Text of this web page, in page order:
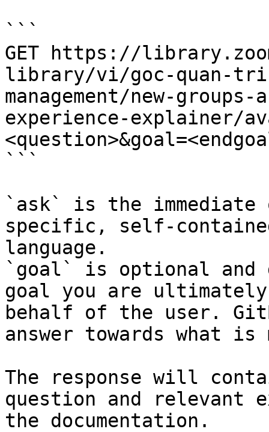
```
GET https://
library/vi/goc-quan-tri-
management/new-
experience-explainer/
```
`ask` is the
specific, self-
language.
`goal` is optional and
goal you are
behalf of the user.
answer towards what
The response will
question and relevant
the documentation.